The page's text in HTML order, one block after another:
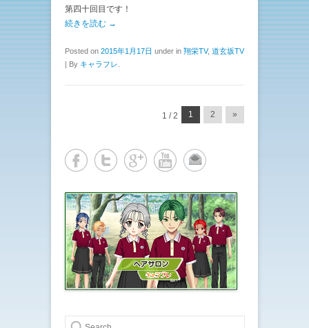
第四十回目です！
続きを読む →
Posted on 2015年1月17日 under in 翔栄TV, 道玄坂TV
| By キャラフレ
1 / 2 1 2 »
検索する